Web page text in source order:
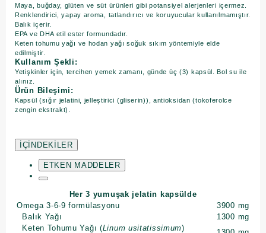
Maya, buğday, glüten ve süt ürünleri gibi potansiyel alerjenleri içermez.
Renklendirici, yapay aroma, tatlandırıcı ve koruyucular kullanılmamıştır.
Balık içerir.
EPA ve DHA etil ester formundadır.
​Keten tohumu yağı ve hodan yağı soğuk sıkım yöntemiyle elde
edilmiştir.
Kullanım Şekli:
Yetişkinler için, tercihen yemek zamanı, günde üç (3) kapsül. Bol su ile
alınız.
Ürün Bileşimi:
Kapsül (sığır jelatini, jelleştirici (gliserin)), antioksidan (tokoferolce
zengin ekstrakt).
İÇİNDEKİLER
ETKEN MADDELER
Her 3 yumuşak jelatin kapsülde
Omega 3-6-9 formülasyonu
3900 mg
Balık Yağı
1300 mg
Keten Tohumu Yağı (Linum usitatissimum)